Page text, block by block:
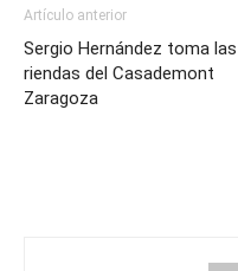
Artículo anterior
Sergio Hernández toma las
riendas del Casademont
Zaragoza